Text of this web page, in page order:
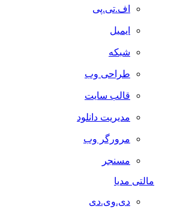
اف.تی.پی
ایمیل
شبکه
طراحی وب
قالب سایت
مدیریت دانلود
مرورگر وب
مسنجر
مالتی مدیا
دی.وی.دی